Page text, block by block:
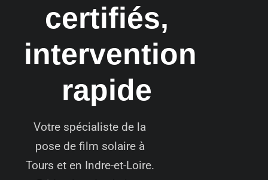
certifiés,
intervention
rapide
Votre spécialiste de la
pose de film solaire à
Tours et en Indre-et-Loire.